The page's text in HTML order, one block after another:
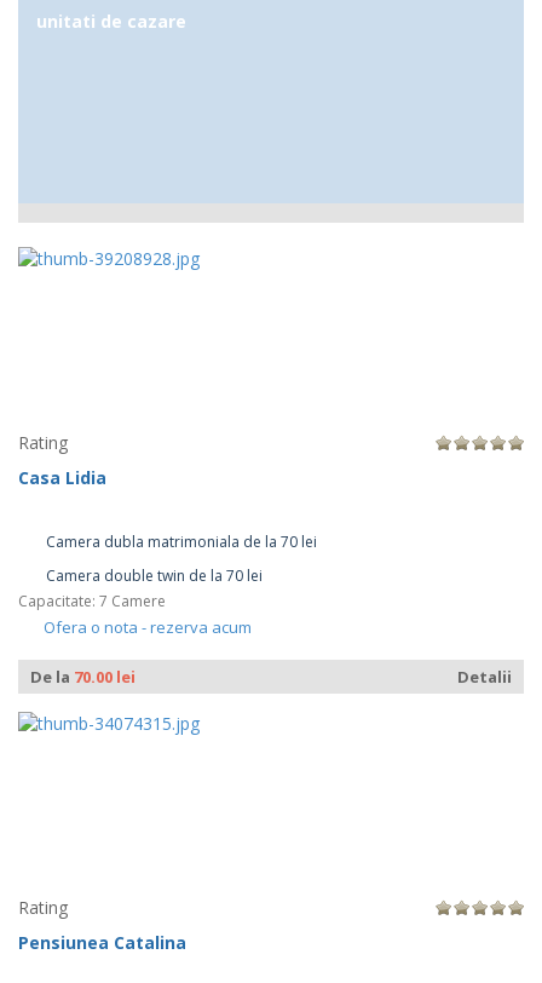
unitati de cazare
Rating
Casa Lidia
Camera dubla matrimoniala de la 70 lei
Camera double twin de la 70 lei
Capacitate: 7 Camere
Ofera o nota - rezerva acum
De la 70.00 lei Detalii
Rating
Pensiunea Catalina